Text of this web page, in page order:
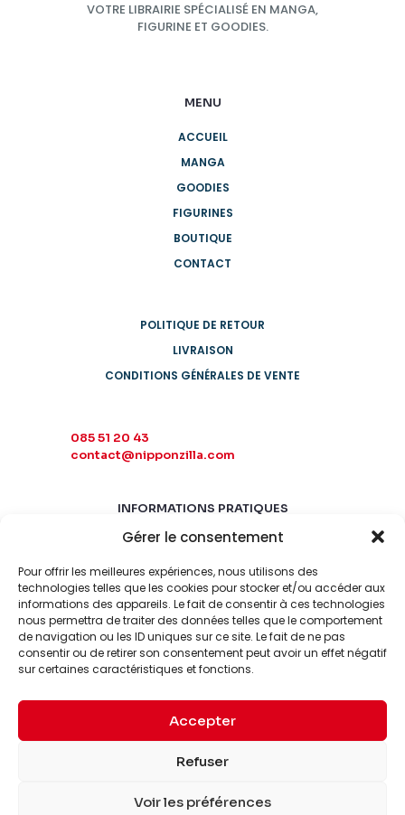
Gérer le consentement
Pour offrir les meilleures expériences, nous utilisons des
technologies telles que les cookies pour stocker et/ou accéder aux
informations des appareils. Le fait de consentir à ces technologies
nous permettra de traiter des données telles que le comportement
de navigation ou les ID uniques sur ce site. Le fait de ne pas
consentir ou de retirer son consentement peut avoir un effet négatif
sur certaines caractéristiques et fonctions.
Accepter
Refuser
Voir les préférences
VOTRE LIBRAIRIE SPÉCIALISÉ EN MANGA,
FIGURINE ET GOODIES.
MENU
ACCUEIL
MANGA
GOODIES
FIGURINES
BOUTIQUE
CONTACT
POLITIQUE DE RETOUR
LIVRAISON
CONDITIONS GÉNÉRALES DE VENTE
085 51 20 43
contact@nipponzilla.com
INFORMATIONS PRATIQUES
MARDI-SAMEDI
LUNDI-DIMANCHE
FERMÉ
© 2026 Nipponzilla. Tous
Mentions